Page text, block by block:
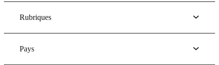
Rubriques
Pays